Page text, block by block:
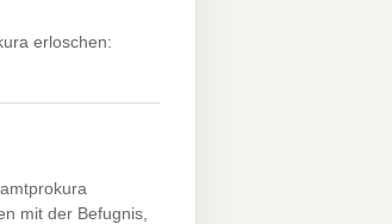
erloschen:
mit der Befugnis,